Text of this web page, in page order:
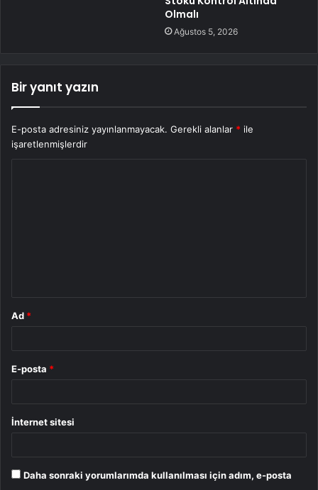
Olmalı
Ağustos 5, 2026
Bir yanıt yazın
E-posta adresiniz yayınlanmayacak. Gerekli alanlar * ile
işaretlenmişlerdir
Ad *
E-posta *
İnternet sitesi
Daha sonraki yorumlarımda kullanılması için adım, e-posta